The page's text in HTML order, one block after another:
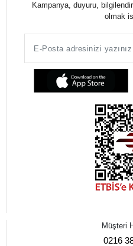
Kampanya, duyuru,
olmak
Müşteri
0216